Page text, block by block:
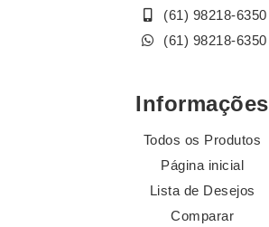
(61) 98218-6350
(61) 98218-6350
Informações
Todos os Produtos
Página inicial
Lista de Desejos
Comparar